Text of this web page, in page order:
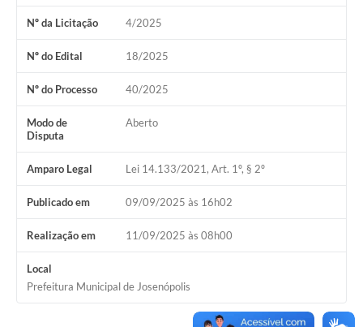
Nº da Licitação 4/2025
Nº do Edital 18/2025
Nº do Processo 40/2025
Modo de
Disputa
Aberto
Amparo Legal Lei 14.133/2021, Art. 1º, § 2º
Publicado em 09/09/2025 às 16h02
Realização em 11/09/2025 às 08h00
Local
Prefeitura Municipal de Josenópolis